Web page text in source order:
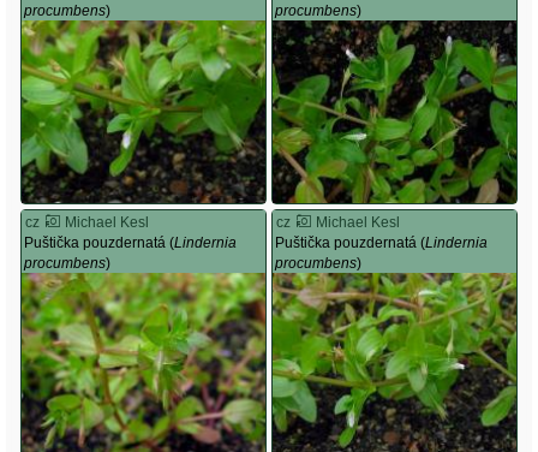
procumbens)
procumbens)
cz
Michael Kesl
Puštička pouzdernatá (Lindernia
procumbens)
cz
Michael Kesl
Puštička pouzdernatá (Lindernia
procumbens)